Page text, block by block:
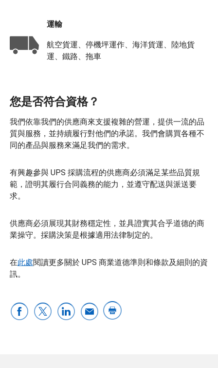
運輸
航空貨運、停機坪運作、海洋貨運、陸地貨
運、鐵路、拖車
您是否符合資格？
我們依靠我們的供應商來支援複雜的營運，提供一流的品
質與服務，並持續履行對他們的承諾。我們會購買各種不
同的產品與服務來滿足我們的需求。
有興趣參與 UPS 採購流程的供應商必須滿足某些品質規
範，證明其履行合同義務的能力，並遵守配送與派送要
求。
供應商必須展現其財務穩定性，並具證實其合乎道德的商
業操守。採購決策是根據適用法律制定的。
在此處閱讀更多關於 UPS 商業道德準則和條款及細則的資
訊。